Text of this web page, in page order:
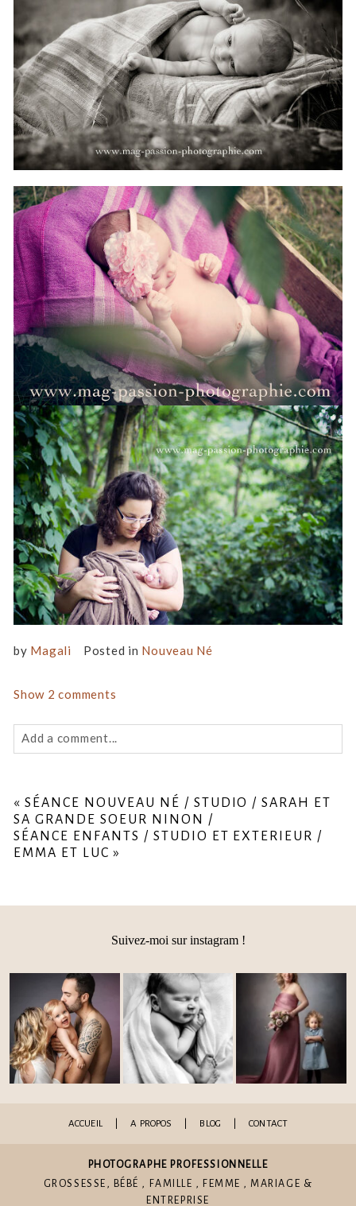
by Magali Posted in Nouveau Né
Show 2 comments
Add a comment...
are marked *
« SÉANCE NOUVEAU NÉ / STUDIO / SARAH ET
SA GRANDE SOEUR NINON /
SÉANCE ENFANTS / STUDIO ET EXTERIEUR /
EMMA ET LUC »
Suivez-moi sur instagram !
ACCUEIL A PROPOS BLOG CONTACT
PHOTOGRAPHE PROFESSIONNELLE
GROSSESSE , BÉBÉ , FAMILLE , FEMME , MARIAGE &
ENTREPRISE